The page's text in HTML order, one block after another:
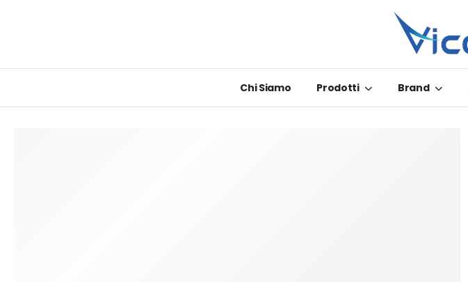
Chi Siamo Prodotti Brand